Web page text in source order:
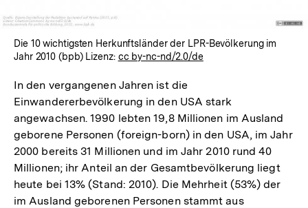
Die 10 wichtigsten Herkunftsländer der LPR-Bevölkerung im
Jahr 2010 (bpb) Lizenz: cc by-nc-nd/2.0/de
In den vergangenen Jahren ist die
Einwandererbevölkerung in den USA stark
angewachsen. 1990 lebten 19,8 Millionen im Ausland
geborene Personen (foreign-born) in den USA, im Jahr
2000 bereits 31 Millionen und im Jahr 2010 rund 40
Millionen; ihr Anteil an der Gesamtbevölkerung liegt
heute bei 13% (Stand: 2010). Die Mehrheit (53%) der
im Ausland geborenen Personen stammt aus